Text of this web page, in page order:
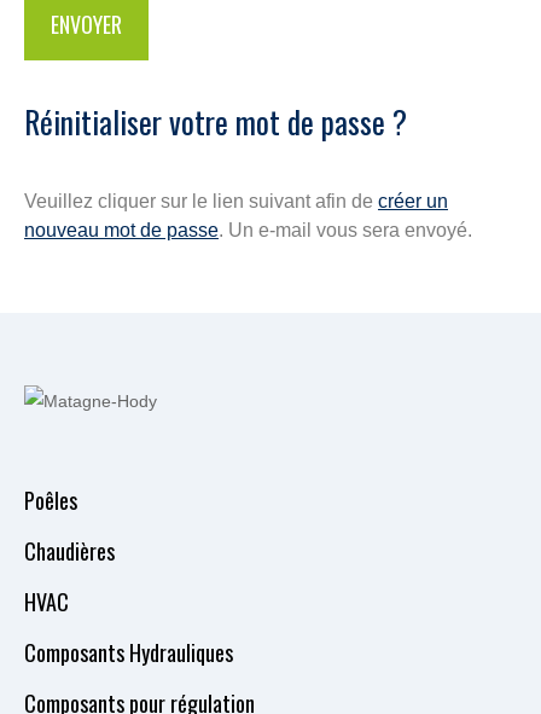
Réinitialiser votre mot de passe ?
Veuillez cliquer sur le lien suivant afin de créer un
nouveau mot de passe. Un e-mail vous sera envoyé.
Poêles
Chaudières
HVAC
Composants Hydrauliques
Composants pour régulation